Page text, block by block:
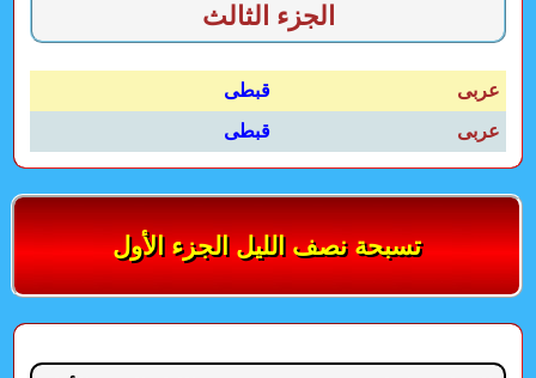
الجزء الثالث
عربى
قبطى
عربى
قبطى
تسبحة نصف الليل الجزء الأول